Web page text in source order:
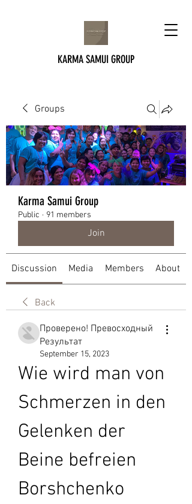
KARMA SAMUI GROUP
Groups
Karma Samui Group
Public · 91 members
Join
Discussion Media Members About
Back
Проверено! Превосходный
Результат
September 15, 2023
Wie wird man von
Schmerzen in den
Gelenken der
Beine befreien
Borshchenko